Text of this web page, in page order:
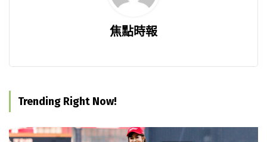
焦點時報
Trending Right Now!